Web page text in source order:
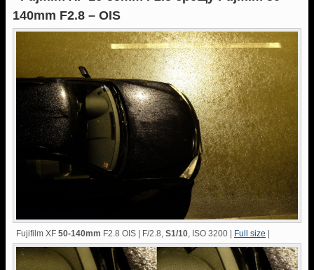
140mm F2.8 – OIS
Fujifilm XF 50-140mm F2.8 OIS | F/2.8, S1/10, ISO 3200 | Full size